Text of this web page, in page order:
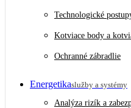
Technologické
Kotviace body a
Ochranné zábradlie
Energetikaslužby a systémy
Analýza rizík a